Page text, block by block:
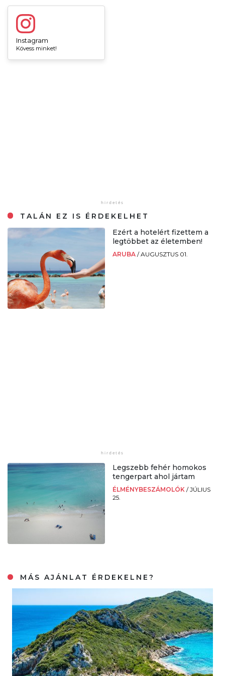
Instagram
Kövess minket!
TALÁN EZ IS ÉRDEKELHET
Ezért a hotelért fizettem a
legtöbbet az életemben!
ARUBA /AUGUSZTUS 01.
Legszebb fehér homokos
tengerpart ahol jártam
ÉLMÉNYBESZÁMOLÓK /JÚLIUS
25.
MÁS AJÁNLAT ÉRDEKELNE?